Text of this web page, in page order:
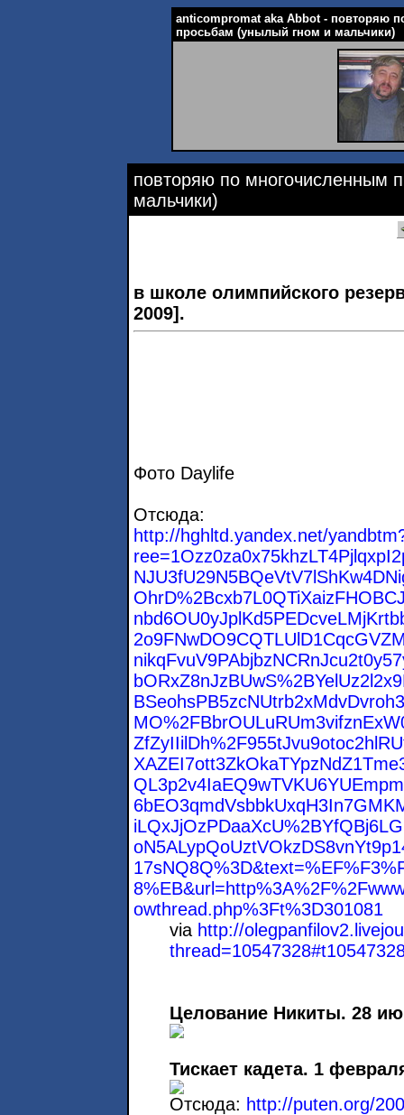
anticompromat aka Abbot - повторяю
просьбам (унылый гном и мальчики)
повторяю по многочисленным
мальчики)
в школе олимпийского
2009].
Фотo Daylife
Отсюда:
http://hghltd.yandex.net/
owthread.php%3Ft%3D301081
via http://
Целование Никиты. 28
Тискает кадета. 1
Отсюда: http://puten.org/